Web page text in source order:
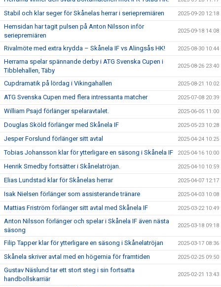
Stabil och klar seger för Skånelas herrar i seriepremiären 2025-09-20 12:18
Hemsidan har tagit pulsen på Anton Nilsson inför
seriepremiären
2025-09-18 14:08
Rivalmöte med extra krydda – Skånela IF vs Alingsås HK! 2025-08-30 10:44
Herrarna spelar spännande derby i ATG Svenska Cupen i
Tibblehallen, Täby
2025-08-26 23:40
Cupdramatik på lördag i Vikingahallen 2025-08-21 10:02
ATG Svenska Cupen med flera intressanta matcher 2025-07-08 20:39
William Psajd förlänger spelaravtalet. 2025-06-05 11:00
Douglas Sköld förlänger med Skånela IF 2025-05-23 10:28
Jesper Forslund förlänger sitt avtal 2025-04-24 10:25
Tobias Johansson klar för ytterligare en säsong i Skånela IF 2025-04-16 10:00
Henrik Smedby fortsätter i Skånelatröjan. 2025-04-10 10:59
Elias Lundstad klar för Skånelas herrar 2025-04-07 12:17
Isak Nielsen förlänger som assisterande tränare 2025-04-03 10:08
Mattias Friström förlänger sitt avtal med Skånela IF 2025-03-22 10:49
Anton Nilsson förlänger och spelar i Skånela IF även nästa
säsong
2025-03-18 09:18
Filip Tapper klar för ytterligare en säsong i Skånelatröjan 2025-03-17 08:36
Skånela skriver avtal med en högernia för framtiden 2025-02-25 09:50
Gustav Näslund tar ett stort steg i sin fortsatta
handbollskarriär
2025-02-21 13:43